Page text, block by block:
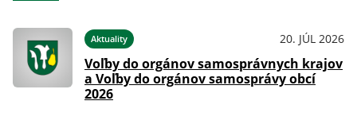
Aktuality 20. JÚL 2026
Voľby do orgánov samosprávnych krajov
a Voľby do orgánov samosprávy obcí
2026